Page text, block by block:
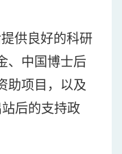
供良好的科研
、中国博士后
助项目，以及
后的支持政